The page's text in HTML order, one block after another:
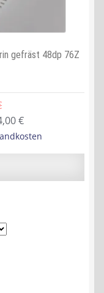
gefräst 48dp 76Z
€Aktueller
Preis
ist: